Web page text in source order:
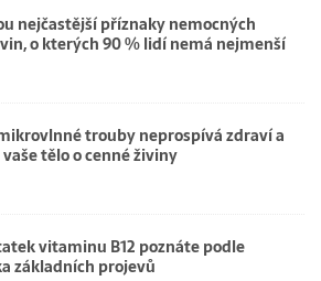
nejčastější příznaky nemocných
o kterých 90 % lidí nemá nejmenší
trouby neprospívá zdraví a
tělo o cenné živiny
vitaminu B12 poznáte podle
základních projevů